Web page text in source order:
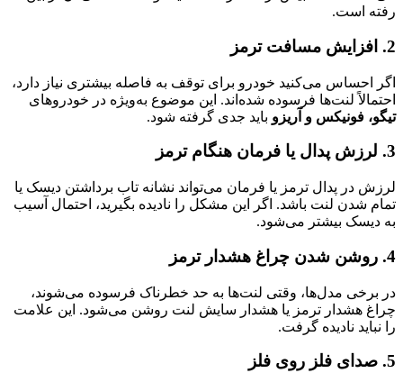
رفته است.
2. افزایش مسافت ترمز
اگر احساس می‌کنید خودرو برای توقف به فاصله بیشتری نیاز دارد،
احتمالاً لنت‌ها فرسوده شده‌اند. این موضوع به‌ویژه در خودروهای
تیگو، فونیکس و آریزو باید جدی گرفته شود.
3. لرزش پدال یا فرمان هنگام ترمز
لرزش در پدال ترمز یا فرمان می‌تواند نشانه تاب برداشتن دیسک یا
تمام شدن لنت باشد. اگر این مشکل را نادیده بگیرید، احتمال آسیب
به دیسک بیشتر می‌شود.
4. روشن شدن چراغ هشدار ترمز
در برخی مدل‌ها، وقتی لنت‌ها به حد خطرناک فرسوده می‌شوند،
چراغ هشدار ترمز یا هشدار سایش لنت روشن می‌شود. این علامت
را نباید نادیده گرفت.
5. صدای فلز روی فلز